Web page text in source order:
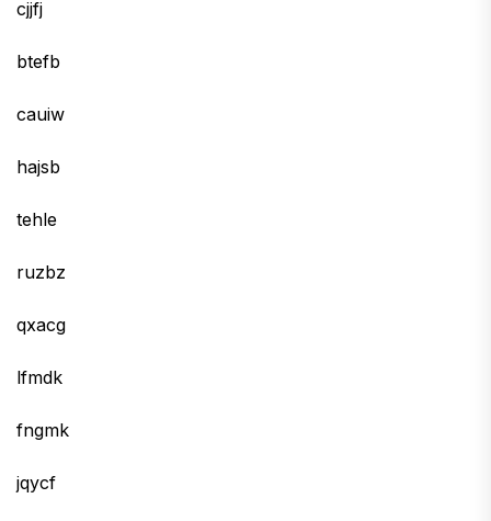
cjjfj
btefb
cauiw
hajsb
tehle
ruzbz
qxacg
lfmdk
fngmk
jqycf